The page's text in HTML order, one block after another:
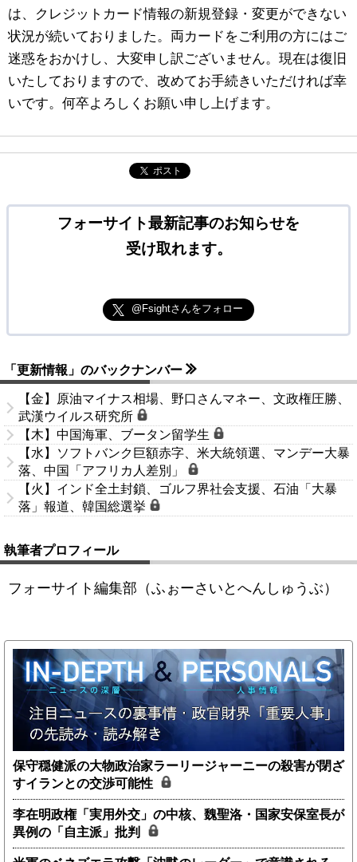
は、クレジットカード情報の新規登録・変更ができない
状況が続いておりました。両カードをご利用の方にはご
迷惑をおかけし、大変申し訳ございません。現在は復旧
いたしておりますので、改めてお手続きいただければ幸
いです。何卒よろしくお願い申し上げます。
ポスト
フォーサイト最新記事のお知らせを
受け取れます。
@Fsightさんをフォロー
「更新情報」のバックナンバー
【金】原油マイナス相場、野口さんマネー、文政権圧勝、
武漢ウイルス研究所
【木】中国海軍、ブータン留学生
【水】ソフトバンク巨額赤字、米大統領選、マンデー大暴
落、中国「アフリカ人差別」
【火】インド全土封鎖、ゴルフ界社会支援、石油「大暴
落」報道、韓国総選挙
執筆者プロフィール
フォーサイト編集部（ふぉーさいとへんしゅうぶ）
保守穏健派の大物政治家ラーリージャーニーの殺害が閉ざ
すイランとの交渉可能性
李在明政権「実用外交」の中核、魏聖洛・国家安保室長が
異例の「自主派」批判